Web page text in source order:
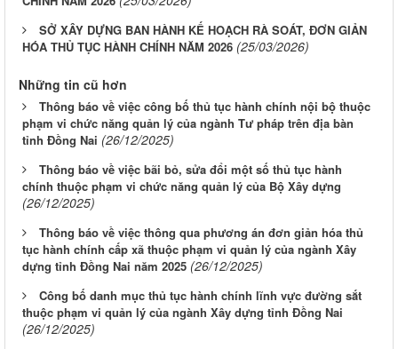
SỞ XÂY DỰNG BAN HÀNH KẾ HOẠCH RÀ SOÁT, ĐƠN GIẢN
HÓA THỦ TỤC HÀNH CHÍNH NĂM 2026 (25/03/2026)
Những tin cũ hơn
Thông báo về việc công bố thủ tục hành chính nội bộ thuộc
phạm vi chức năng quản lý của ngành Tư pháp trên địa bàn
tỉnh Đồng Nai (26/12/2025)
Thông báo về việc bãi bỏ, sửa đổi một số thủ tục hành
chính thuộc phạm vi chức năng quản lý của Bộ Xây dựng
(26/12/2025)
Thông báo về việc thông qua phương án đơn giản hóa thủ
tục hành chính cấp xã thuộc phạm vi quản lý của ngành Xây
dựng tỉnh Đồng Nai năm 2025 (26/12/2025)
Công bố danh mục thủ tục hành chính lĩnh vực đường sắt
thuộc phạm vi quản lý của ngành Xây dựng tỉnh Đồng Nai
(26/12/2025)